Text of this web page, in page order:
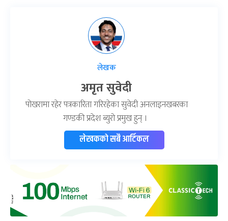
लेखक
अमृत सुवेदी
पोखरामा रहेर पत्रकारिता गरिरहेका सुवेदी अनलाइनखबरका
गण्डकी प्रदेश ब्युरो प्रमुख हुन् ।
लेखकको सबै आर्टिकल